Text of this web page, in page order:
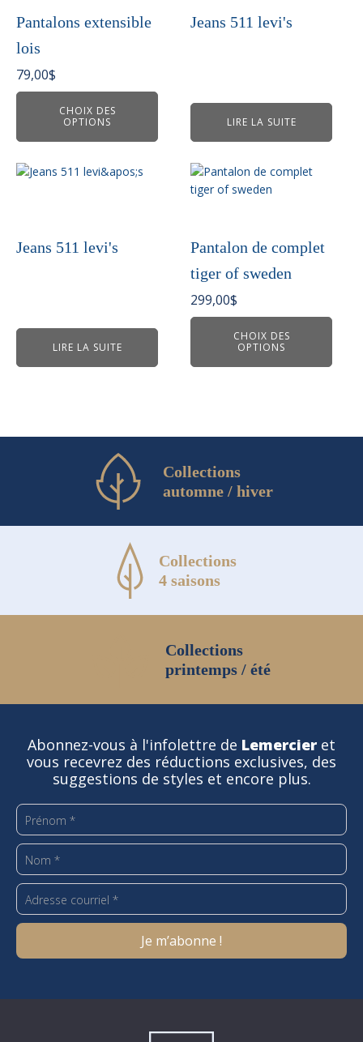
Pantalons extensible
lois
79,00$
CHOIX DES
OPTIONS
variations.
options
peuvent
être
la
page
du
Jeans 511 levi's
LIRE LA SUITE
Jeans 511 levi's
LIRE LA SUITE
Pantalon de complet
tiger of sweden
299,00$
CHOIX DES
OPTIONS
Ce
produit
variations.
options
peuvent
être
la
Collections
automne / hiver
Collections
4 saisons
Collections
printemps / été
Abonnez-vous à l'infolettre de Lemercier et
vous recevrez des réductions exclusives, des
suggestions de styles et encore plus.